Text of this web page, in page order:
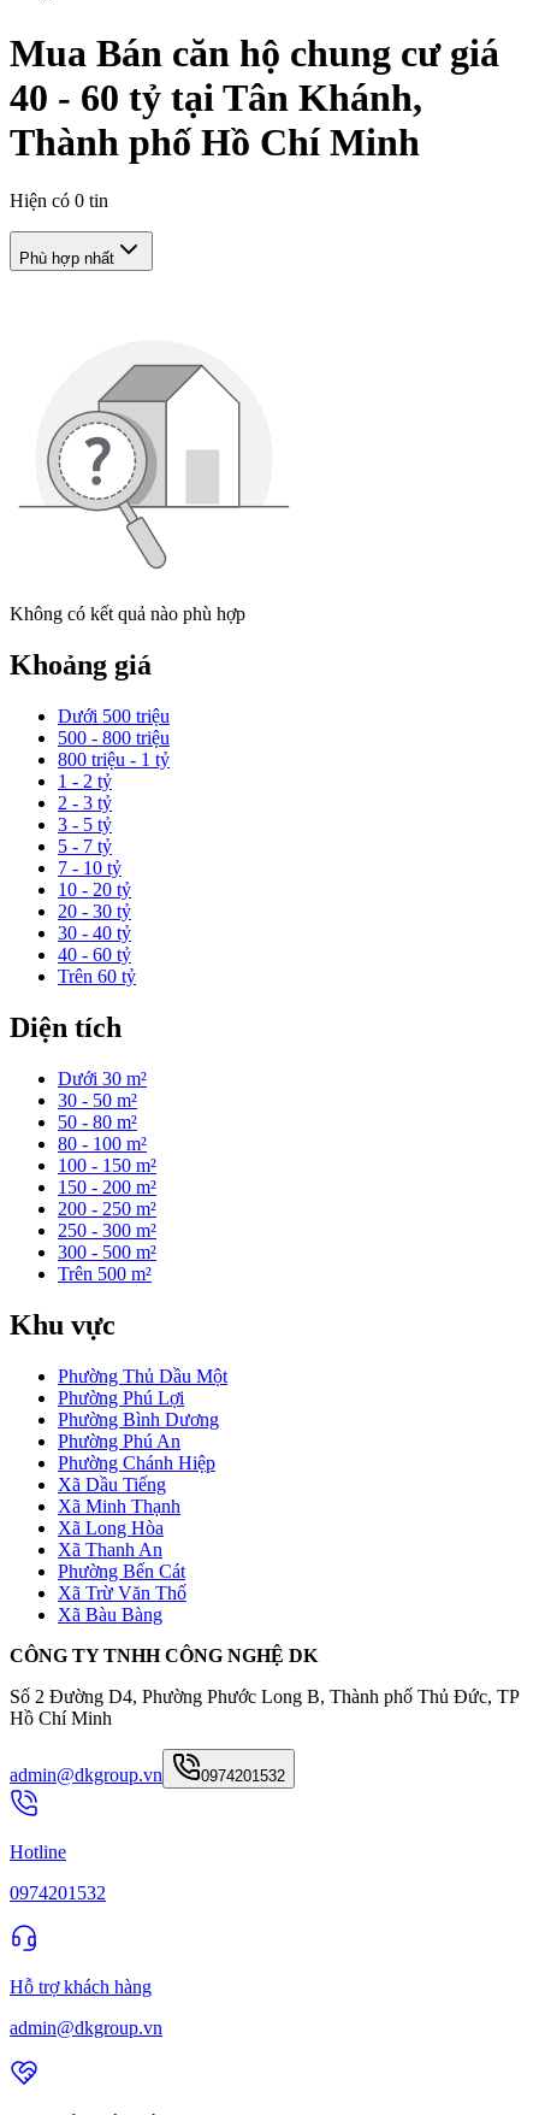
Mua Bán căn hộ chung cư giá
40 - 60 tỷ tại Tân Khánh,
Thành phố Hồ Chí Minh
Hiện có 0 tin
Phù hợp nhất
Không có kết quả nào phù hợp
Khoảng giá
Dưới 500 triệu
500 - 800 triệu
800 triệu - 1 tỷ
1 - 2 tỷ
2 - 3 tỷ
3 - 5 tỷ
5 - 7 tỷ
7 - 10 tỷ
10 - 20 tỷ
20 - 30 tỷ
30 - 40 tỷ
40 - 60 tỷ
Trên 60 tỷ
Diện tích
Dưới 30 m²
30 - 50 m²
50 - 80 m²
80 - 100 m²
100 - 150 m²
150 - 200 m²
200 - 250 m²
250 - 300 m²
300 - 500 m²
Trên 500 m²
Khu vực
Phường Thủ Dầu Một
Phường Phú Lợi
Phường Bình Dương
Phường Phú An
Phường Chánh Hiệp
Xã Dầu Tiếng
Xã Minh Thạnh
Xã Long Hòa
Xã Thanh An
Phường Bến Cát
Xã Trừ Văn Thố
Xã Bàu Bàng
CÔNG TY TNHH CÔNG NGHỆ DK
Số 2 Đường D4, Phường Phước Long B, Thành phố Thủ Đức, TP
Hồ Chí Minh
admin@dkgroup.vn 0974201532
Hotline
0974201532
Hỗ trợ khách hàng
admin@dkgroup.vn